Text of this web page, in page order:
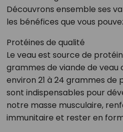
Découvrons ensemble ses
les bénéfices que vous
Protéines de qualité
Le veau est source de
grammes de viande de veau
environ 21 à 24 grammes de
sont indispensables pour
notre masse musculaire,
immunitaire et rester en